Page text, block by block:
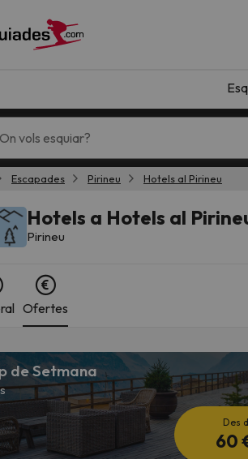
Esquí Escapades
Vaja! Sembla que el nostre cercador ha
Escapades Pirineu Hotels al Pirineu
Hotels a Hotels al
Pirineu
Ofertes
de Setmana
Des
60